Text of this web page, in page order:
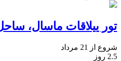
تور ییلاقات ماسال،
شروع از 21 مرداد
2.5 روز